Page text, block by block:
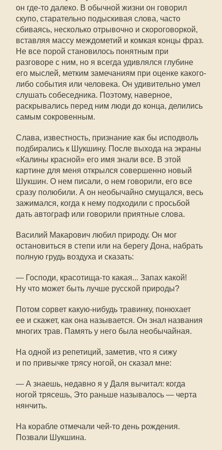
он где-то далеко. В обычной жизни он говорил
скупо, старательно подыскивая слова, часто
сбиваясь, несколько отрывочно и скороговоркой,
вставляя массу междометий и комкая концы фраз.
Не все порой становилось понятным при
разговоре с ним, но я всегда удивлялся глубине
его мыслей, метким замечаниям при оценке какого-
либо события или человека. Он удивительно умел
слушать собеседника. Поэтому, наверное,
раскрывались перед ним люди до конца, делились
самым сокровенным.
Слава, известность, признание как бы исподволь
подбирались к Шукшину. После выхода на экраны
«Калины красной» его имя знали все. В этой
картине для меня открылся совершенно новый
Шукшин. О нем писали, о нем говорили, его все
сразу полюбили. А он необычайно смущался, весь
зажимался, когда к нему подходили с просьбой
дать автограф или говорили приятные слова.
Василий Макарович любил природу. Он мог
остановиться в степи или на берегу Дона, набрать
полную грудь воздуха и сказать:
— Господи, красотища-то какая... Запах какой!
Ну что может быть лучше русской природы?
Потом сорвет какую-нибудь травинку, понюхает
ее и скажет, как она называется. Он знал названия
многих трав. Память у него была необычайная.
На одной из репетиций, заметив, что я сижу
и по привычке трясу ногой, он сказал мне:
— А знаешь, недавно я у Даля вычитал: когда
ногой трясешь, Это раньше называлось — черта
нянчить.
На корабле отмечали чей-то день рождения.
Позвали Шукшина.